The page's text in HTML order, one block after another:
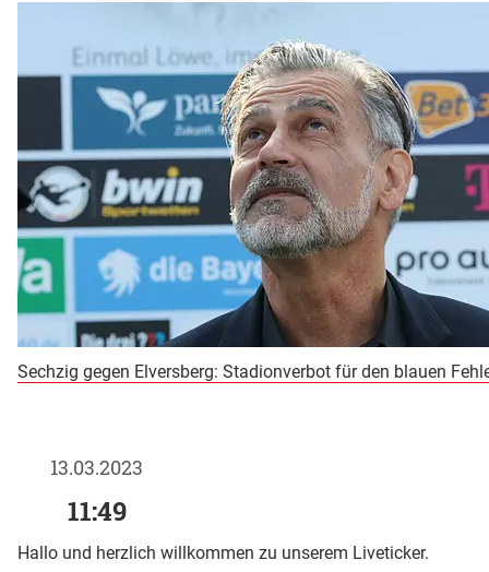
Sechzig gegen Elversberg: Stadionverbot für den blauen
13.03.2023
11:49
Hallo und herzlich willkommen zu unserem Liveticker.